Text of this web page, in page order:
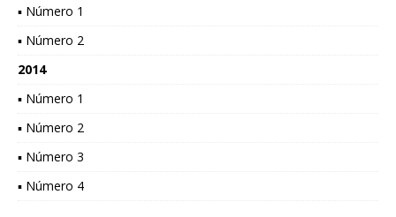
▪ Número 1
▪ Número 2
2014
▪ Número 1
▪ Número 2
▪ Número 3
▪ Número 4